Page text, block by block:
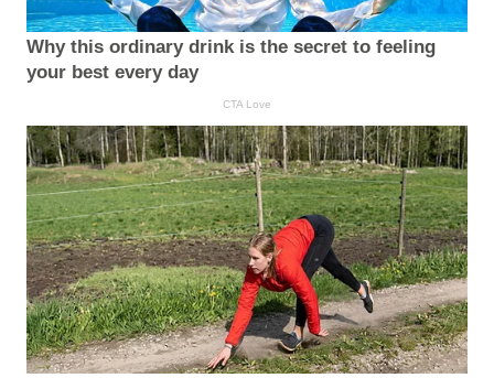
Why this ordinary drink is the secret to feeling
your best every day
CTA Love